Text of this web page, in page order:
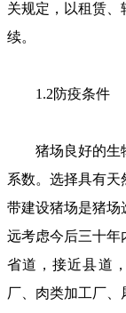
关规定，以租赁
续。
1.2防疫条件
猪场良好的生物
系数。选择具有
带建设猪场是猪场
远考虑今后三十年
省道，接近县道
厂、肉类加工厂、